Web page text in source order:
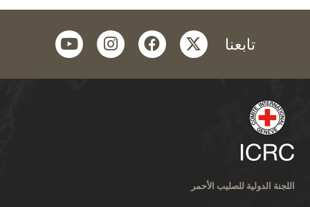
تابعنا twitter
facebook
instagram
youtube
اللجنة الدولية للصليب الأحمر